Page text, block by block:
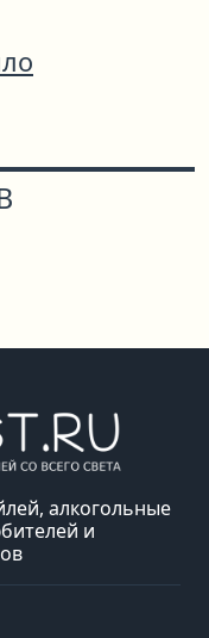
алкогольные
и